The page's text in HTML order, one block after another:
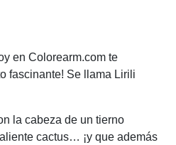
en Colorearm.com te
fascinante! Se llama Lirili
la cabeza de un tierno
cactus… ¡y que además